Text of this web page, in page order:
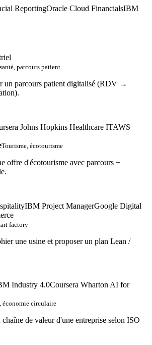
ReportingOracle Cloud FinancialsIBM
parcours patient
un parcours patient digitalisé (RDV →
Johns Hopkins Healthcare ITAWS
Tourisme, écotourisme
offre d'écotourisme avec parcours +
IBM Project ManagerGoogle Digital
factory
une usine et proposer un plan Lean /
Industry 4.0Coursera Wharton AI for
économie circulaire
de valeur d'une entreprise selon ISO